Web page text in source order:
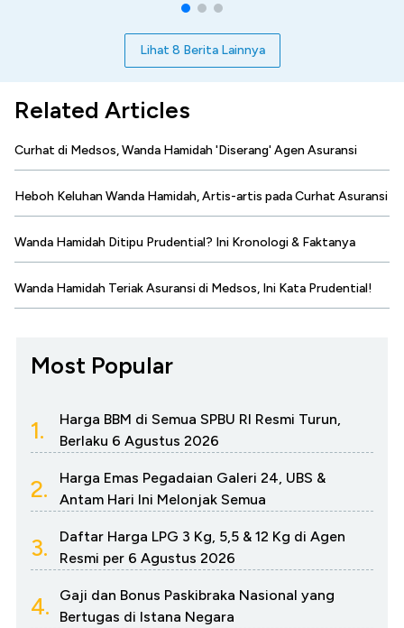
Lihat 8 Berita Lainnya
Related Articles
Curhat di Medsos, Wanda Hamidah 'Diserang' Agen Asuransi
Heboh Keluhan Wanda Hamidah, Artis-artis pada Curhat Asuransi
Wanda Hamidah Ditipu Prudential? Ini Kronologi & Faktanya
Wanda Hamidah Teriak Asuransi di Medsos, Ini Kata Prudential!
Most Popular
1.
Harga BBM di Semua SPBU RI Resmi Turun,
Berlaku 6 Agustus 2026
2.
Harga Emas Pegadaian Galeri 24, UBS &
Antam Hari Ini Melonjak Semua
3.
Daftar Harga LPG 3 Kg, 5,5 & 12 Kg di Agen
Resmi per 6 Agustus 2026
4.
Gaji dan Bonus Paskibraka Nasional yang
Bertugas di Istana Negara